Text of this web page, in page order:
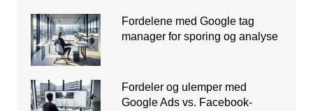
Fordelene med Google tag
manager for sporing og analyse
Fordeler og ulemper med
Google Ads vs. Facebook-